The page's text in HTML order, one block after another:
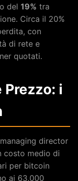
del 19% tra
Circa il 20%
con
di rete e
quotati.
Prezzo: i
director
costo medio di
per bitcoin
ai 63.000